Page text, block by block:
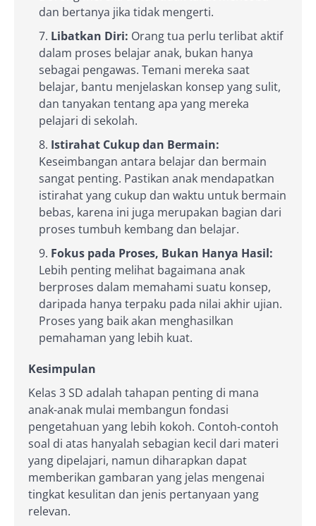
dan bertanya jika tidak mengerti.
Libatkan Diri: Orang tua perlu terlibat aktif
dalam proses belajar anak, bukan hanya
sebagai pengawas. Temani mereka saat
belajar, bantu menjelaskan konsep yang sulit,
dan tanyakan tentang apa yang mereka
pelajari di sekolah.
Istirahat Cukup dan Bermain:
Keseimbangan antara belajar dan bermain
sangat penting. Pastikan anak mendapatkan
istirahat yang cukup dan waktu untuk bermain
bebas, karena ini juga merupakan bagian dari
proses tumbuh kembang dan belajar.
Fokus pada Proses, Bukan Hanya Hasil:
Lebih penting melihat bagaimana anak
berproses dalam memahami suatu konsep,
daripada hanya terpaku pada nilai akhir ujian.
Proses yang baik akan menghasilkan
pemahaman yang lebih kuat.
Kesimpulan
Kelas 3 SD adalah tahapan penting di mana
anak-anak mulai membangun fondasi
pengetahuan yang lebih kokoh. Contoh-contoh
soal di atas hanyalah sebagian kecil dari materi
yang dipelajari, namun diharapkan dapat
memberikan gambaran yang jelas mengenai
tingkat kesulitan dan jenis pertanyaan yang
relevan.